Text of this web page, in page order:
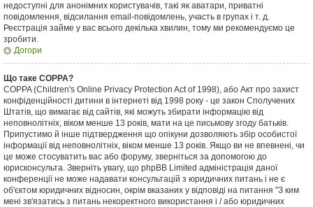
недоступні для анонімних користувачів, такі як аватари, приватні
повідомлення, відсилання email-повідомлень, участь в групах і т. д.
Реєстрація займе у вас всього декілька хвилин, тому ми рекомендуємо це
зробити.
Догори
Що таке COPPA?
COPPA (Children's Online Privacy Protection Act of 1998), або Акт про захист
конфіденційності дитини в інтернеті від 1998 року - це закон Сполучених
Штатів, що вимагає від сайтів, які можуть збирати інформацію від
неповнолітніх, віком менше 13 років, мати на це письмову згоду батьків.
Припустимо й інше підтвердження що опікуни дозволяють збір особистої
інформації від неповнолітніх, віком менше 13 років. Якщо ви не впевнені, чи
це може стосуватить вас або форуму, зверніться за допомогою до
юрисконсульта. Зверніть увагу, що phpBB Limited адміністрація даної
конференції не може надавати консультацій з юридичних питань і не є
об'єктом юридичних відносин, окрім вказаних у відповіді на питання "З ким
мені зв'язатись з питань некоректного використання і / або юридичних